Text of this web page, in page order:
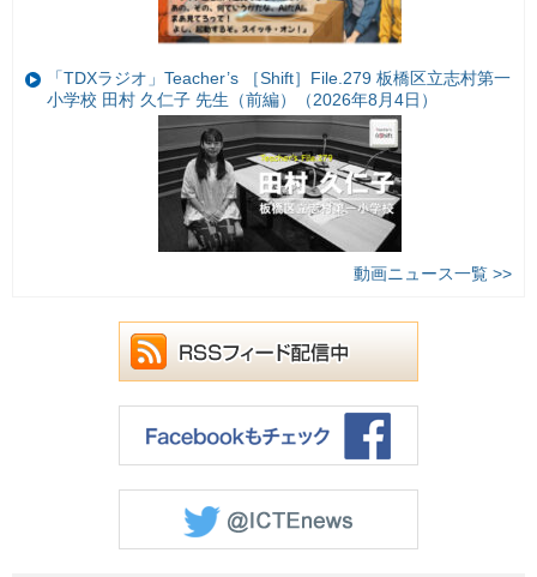
「TDXラジオ」Teacher’s ［Shift］File.279 板橋区立志村第一
小学校 田村 久仁子 先生（前編）（2026年8月4日）
動画ニュース一覧 >>